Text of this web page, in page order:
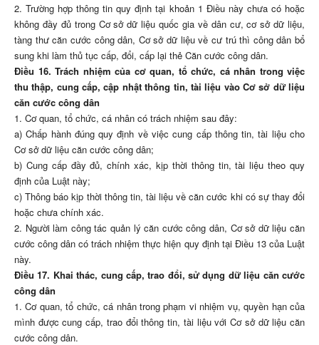
2. Trường hợp thông tin quy định tại khoản 1 Điều này chưa có hoặc
không đầy đủ trong Cơ sở dữ liệu quốc gia về dân cư, cơ sở dữ liệu,
tàng thư căn cước công dân, Cơ sở dữ liệu về cư trú thì công dân bổ
sung khi làm thủ tục cấp, đổi, cấp lại thẻ Căn cước công dân.
Điều 16. Trách nhiệm của cơ quan, tổ chức, cá nhân trong việc
thu thập, cung cấp, cập nhật thông tin, tài liệu vào Cơ sở dữ liệu
căn cước công dân
1. Cơ quan, tổ chức, cá nhân có trách nhiệm sau đây:
a) Chấp hành đúng quy định về việc cung cấp thông tin, tài liệu cho
Cơ sở dữ liệu căn cước công dân;
b) Cung cấp đầy đủ, chính xác, kịp thời thông tin, tài liệu theo quy
định của Luật này;
c) Thông báo kịp thời thông tin, tài liệu về căn cước khi có sự thay đổi
hoặc chưa chính xác.
2. Người làm công tác quản lý căn cước công dân, Cơ sở dữ liệu căn
cước công dân có trách nhiệm thực hiện quy định tại Điều 13 của Luật
này.
Điều 17. Khai thác, cung cấp, trao đổi, sử dụng dữ liệu căn cước
công dân
1. Cơ quan, tổ chức, cá nhân trong phạm vi nhiệm vụ, quyền hạn của
mình được cung cấp, trao đổi thông tin, tài liệu với Cơ sở dữ liệu căn
cước công dân.